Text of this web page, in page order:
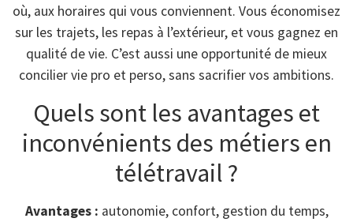
où, aux horaires qui vous conviennent. Vous économisez
sur les trajets, les repas à l’extérieur, et vous gagnez en
qualité de vie. C’est aussi une opportunité de mieux
concilier vie pro et perso, sans sacrifier vos ambitions.
Quels sont les avantages et
inconvénients des métiers en
télétravail ?
Avantages : autonomie, confort, gestion du temps,